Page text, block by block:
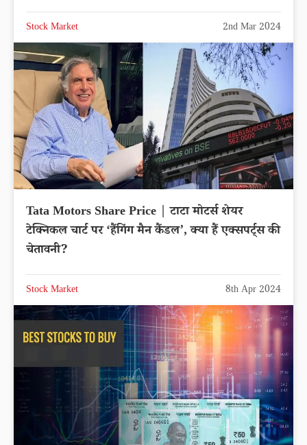
Stock Market 2nd Mar 2024
Tata Motors Share Price | टाटा मोटर्स शेयर
टेक्निकल चार्ट पर ‘हैंगिंग मैन कैंडल’, क्या हैं एक्सपर्ट्स की
चेतावनी?
Stock Market 8th Apr 2024